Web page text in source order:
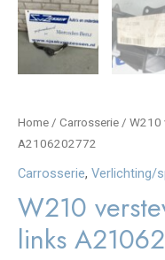
Home / Carrosserie / W210
A2106202772
Carrosserie, Verlichting/
W210
links